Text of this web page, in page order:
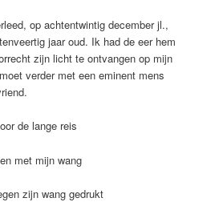
op achtentwintig december jl.,
jaar oud. Ik had de eer hem
zijn licht te ontvangen op mijn
verder met een eminent mens
de lange reis
met mijn wang
zijn wang gedrukt